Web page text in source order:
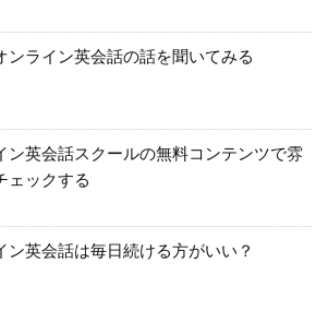
ンライン英会話の話を聞いてみる
ン英会話スクールの無料コンテンツで雰
ェックする
ン英会話は毎日続ける方がいい？